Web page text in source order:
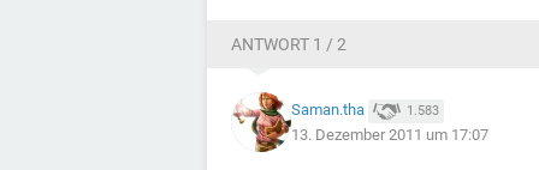
ANTWORT 1 / 2
Saman.tha 1.583
13. Dezember 2011 um 17:07